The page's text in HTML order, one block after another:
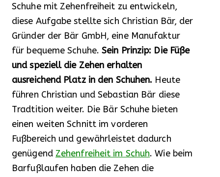
Schuhe mit Zehenfreiheit zu entwickeln,
diese Aufgabe stellte sich Christian Bär, der
Gründer der Bär GmbH, eine Manufaktur
für bequeme Schuhe.Sein Prinzip: Die Füße
und speziell die Zehen erhalten
ausreichend Platz in den Schuhen. Heute
führen Christian und Sebastian Bär diese
Tradtition weiter. Die Bär Schuhe bieten
einen weiten Schnitt im vorderen
Fußbereich und gewährleistet dadurch
genügend Zehenfreiheit im Schuh. Wie beim
Barfußlaufen haben die Zehen die